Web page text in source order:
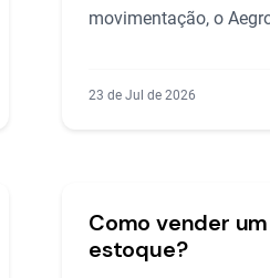
movimentação, o
23 de Jul de 2026
Como vender
estoque?